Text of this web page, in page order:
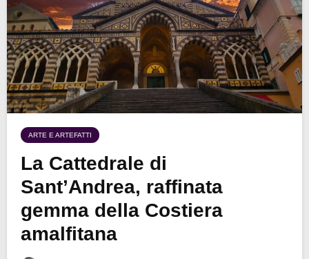
ARTE E ARTEFATTI
La Cattedrale di
Sant’Andrea, raffinata
gemma della Costiera
amalfitana